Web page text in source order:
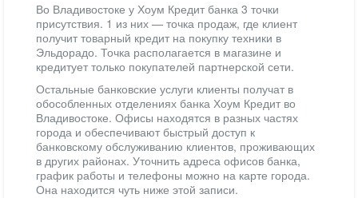
Во Владивостоке у Хоум Кредит банка 3 точки
присутствия. 1 из них — точка продаж, где клиент
получит товарный кредит на покупку техники в
Эльдорадо. Точка располагается в магазине и
кредитует только покупателей партнерской сети.
Остальные банковские услуги клиенты получат в
обособленных отделениях банка Хоум Кредит во
Владивостоке. Офисы находятся в разных частях
города и обеспечивают быстрый доступ к
банковскому обслуживанию клиентов, проживающих
в других районах. Уточнить адреса офисов банка,
график работы и телефоны можно на карте города.
Она находится чуть ниже этой записи.